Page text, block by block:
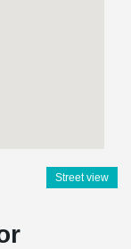
Street view